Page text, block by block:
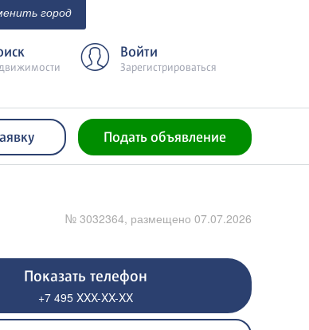
город
Войти
Зарегистрироваться
Подать объявление
№ 3032364, размещено 07.07.2026
Показать телефон
+7 495 XXX-XX-XX